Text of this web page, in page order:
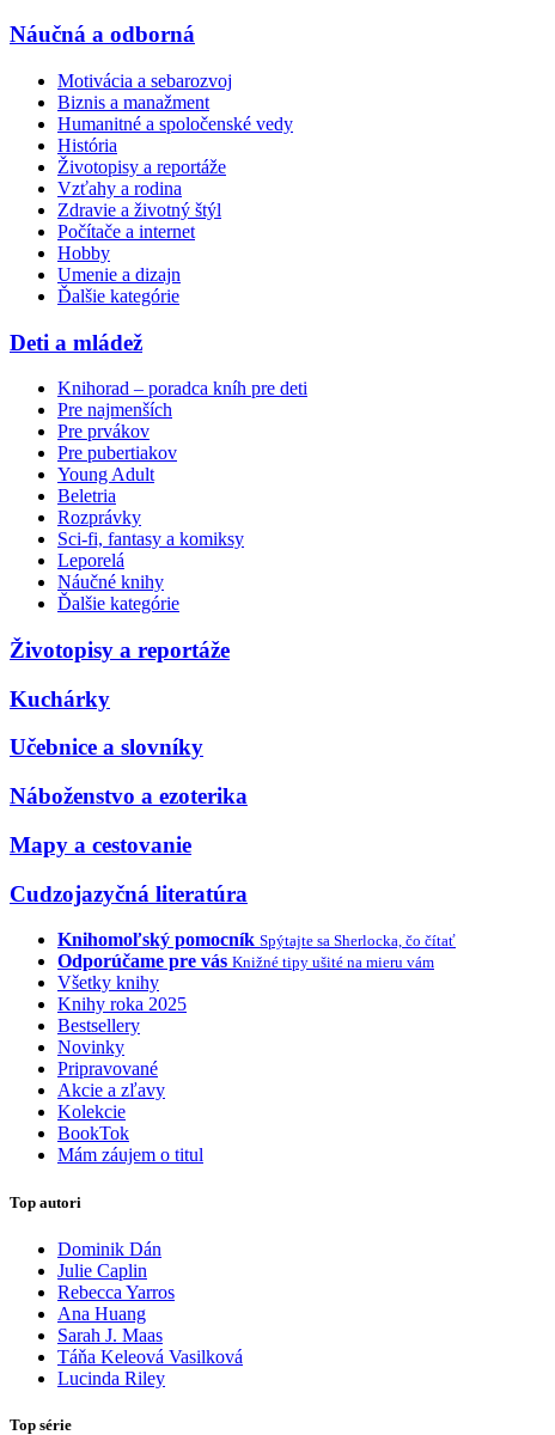
Náučná a odborná
Motivácia a sebarozvoj
Biznis a manažment
Humanitné a spoločenské vedy
História
Životopisy a reportáže
Vzťahy a rodina
Zdravie a životný štýl
Počítače a internet
Hobby
Umenie a dizajn
Ďalšie kategórie
Deti a mládež
Knihorad – poradca kníh pre deti
Pre najmenších
Pre prvákov
Pre pubertiakov
Young Adult
Beletria
Rozprávky
Sci-fi, fantasy a komiksy
Leporelá
Náučné knihy
Ďalšie kategórie
Životopisy a reportáže
Kuchárky
Učebnice a slovníky
Náboženstvo a ezoterika
Mapy a cestovanie
Cudzojazyčná literatúra
Knihomoľský pomocník Spýtajte sa Sherlocka, čo čítať
Odporúčame pre vás Knižné tipy ušité na mieru vám
Všetky knihy
Knihy roka 2025
Bestsellery
Novinky
Pripravované
Akcie a zľavy
Kolekcie
BookTok
Mám záujem o titul
Top autori
Dominik Dán
Julie Caplin
Rebecca Yarros
Ana Huang
Sarah J. Maas
Táňa Keleová Vasilková
Lucinda Riley
Top série